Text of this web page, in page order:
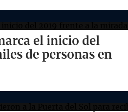
el inicio del
de personas en